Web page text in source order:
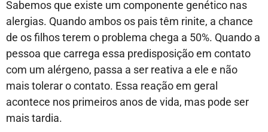
Sabemos que existe um componente genético nas
alergias. Quando ambos os pais têm rinite, a chance
de os filhos terem o problema chega a 50%. Quando a
pessoa que carrega essa predisposição em contato
com um alérgeno, passa a ser reativa a ele e não
mais tolerar o contato. Essa reação em geral
acontece nos primeiros anos de vida, mas pode ser
mais tardia.